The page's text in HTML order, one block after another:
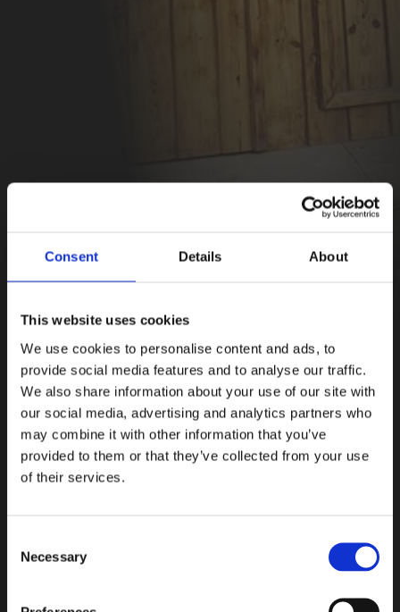
Consent Details About
This website uses cookies
We use cookies to personalise content and ads, to
provide social media features and to analyse our traffic.
We also share information about your use of our site with
our social media, advertising and analytics partners who
may combine it with other information that you’ve
provided to them or that they’ve collected from your use
of their services.
Selection
Necessary